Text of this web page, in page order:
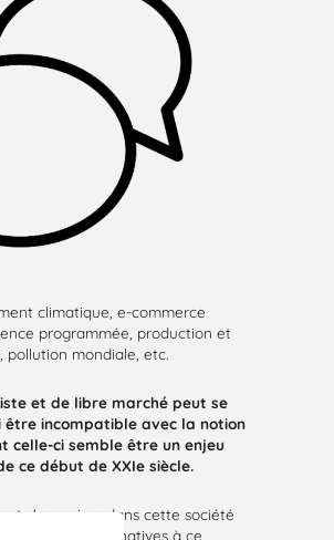
climatique, e-commerce
programmée, production et
pollution mondiale, etc.
et de libre marché peut se
être incompatible avec la notion
celle-ci semble être un enjeu
ce début de XXIe siècle.
et s’organiser dans cette société
? Quelles alternatives à ce